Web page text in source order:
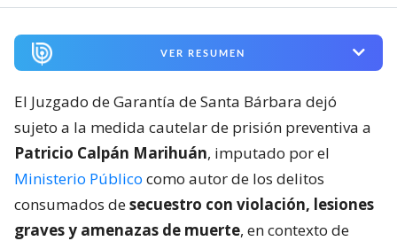
VER RESUMEN
El Juzgado de Garantía de Santa Bárbara dejó
sujeto a la medida cautelar de prisión preventiva a
Patricio Calpán Marihuán, imputado por el
Ministerio Público como autor de los delitos
consumados desecuestro con violación, lesiones
graves y amenazas de muerte, en contexto de